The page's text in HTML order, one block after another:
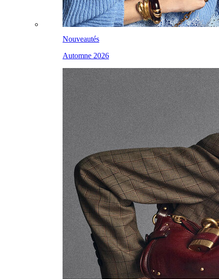
Nouveautés
Automne 2026